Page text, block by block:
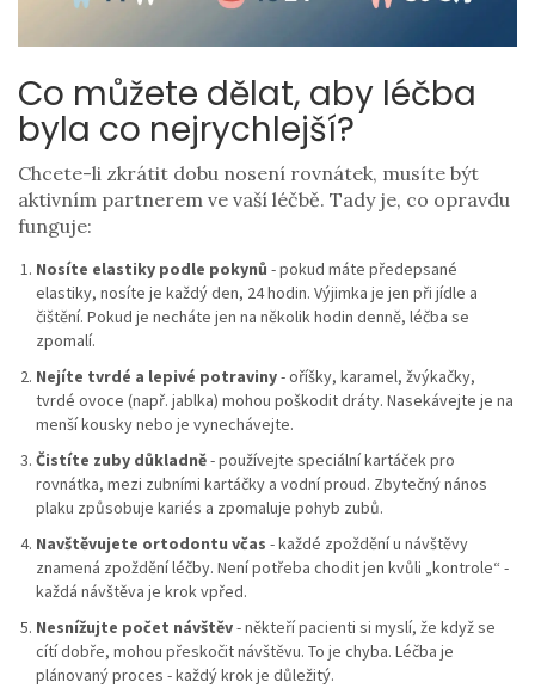
Co můžete dělat, aby léčba
byla co nejrychlejší?
Chcete-li zkrátit dobu nosení rovnátek, musíte být
aktivním partnerem ve vaší léčbě. Tady je, co opravdu
funguje:
Nosíte elastiky podle pokynů - pokud máte předepsané
elastiky, nosíte je každý den, 24 hodin. Výjimka je jen při jídle a
čištění. Pokud je necháte jen na několik hodin denně, léčba se
zpomalí.
Nejíte tvrdé a lepivé potraviny- oříšky, karamel, žvýkačky,
tvrdé ovoce (např. jablka) mohou poškodit dráty. Nasekávejte je na
menší kousky nebo je vynechávejte.
Čistíte zuby důkladně- používejte speciální kartáček pro
rovnátka, mezi zubními kartáčky a vodní proud. Zbytečný nános
plaku způsobuje kariés a zpomaluje pohyb zubů.
Navštěvujete ortodontu včas - každé zpoždění u návštěvy
znamená zpoždění léčby. Není potřeba chodit jen kvůli „kontrole“ -
každá návštěva je krok vpřed.
Nesnížujte počet návštěv- někteří pacienti si myslí, že když se
cítí dobře, mohou přeskočit návštěvu. To je chyba. Léčba je
plánovaný proces - každý krok je důležitý.